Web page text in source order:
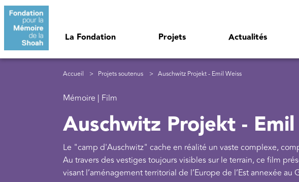
Aller au contenu principal
La Fondation Projets Actualités
Fil d'Ariane
Accueil Projets soutenus Auschwitz Projekt - Emil Weiss
Mémoire | Film
Auschwitz Projekt - Emil
Le "camp d'Auschwitz" cache en réalité un vaste complexe,
Au travers des vestiges toujours visibles sur le terrain, ce film
visant l’aménagement territorial de l’Europe de l’Est annexée au